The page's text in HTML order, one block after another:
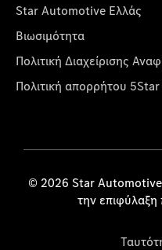
Star Automotive Ελλάς
Βιωσιμότητα
Πολιτική Διαχείρισης
Πολιτική απορρήτου 5Star
© 2026 Star
την επιφύλαξη